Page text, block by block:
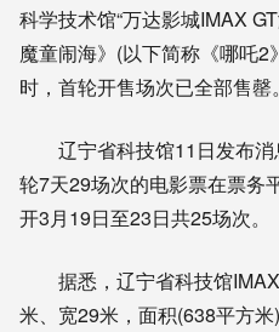
科学技术馆“万达影城IMAX
魔童闹海》(以下简称《哪吒
时，首轮开售场次已全部售罄。
辽宁省科技馆11日发布消
轮7天29场次的电影票在票务
开3月19日至23日共25场次。
据悉，辽宁省科技馆IMAX
米、宽29米，面积(638平方